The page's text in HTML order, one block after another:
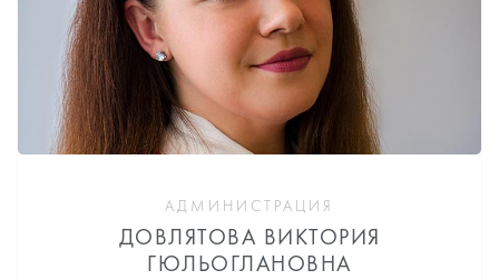
АДМИНИСТРАЦИЯ
ДОВЛЯТОВА ВИКТОРИЯ
ГЮЛЬОГЛАНОВНА